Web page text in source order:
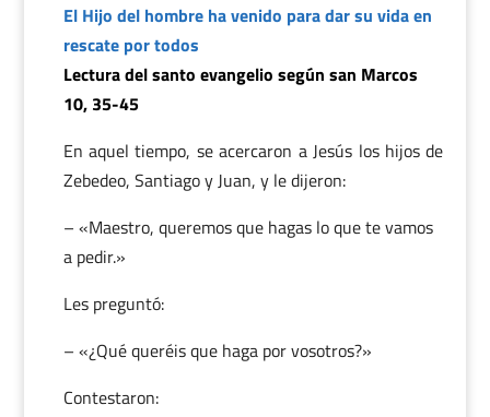
El Hijo del hombre ha venido para dar su vida en
rescate por todos
Lectura del santo evangelio según san Marcos
10, 35-45
En aquel tiempo, se acercaron a Jesús los hijos de
Zebedeo, Santiago y Juan, y le dijeron:
– «Maestro, queremos que hagas lo que te vamos
a pedir.»
Les preguntó:
– «¿Qué queréis que haga por vosotros?»
Contestaron: